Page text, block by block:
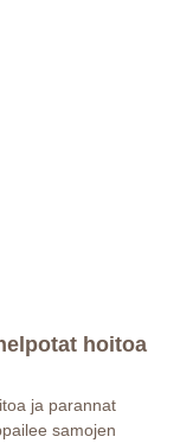
hoitoa
ja parannat
samojen